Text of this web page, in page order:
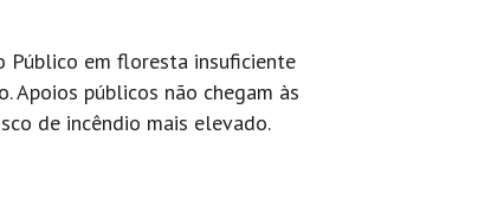
Público em floresta insuficiente
Apoios públicos não chegam às
de incêndio mais elevado.